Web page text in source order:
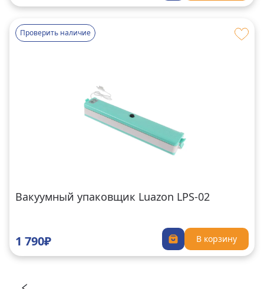
Проверить наличие
Вакуумный упаковщик Luazon LPS-02
1 790₽ В корзину